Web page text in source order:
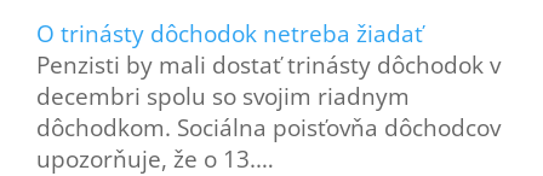
O trinásty dôchodok netreba žiadať
Penzisti by mali dostať trinásty dôchodok v
decembri spolu so svojim riadnym
dôchodkom. Sociálna poisťovňa dôchodcov
upozorňuje, že o 13.…